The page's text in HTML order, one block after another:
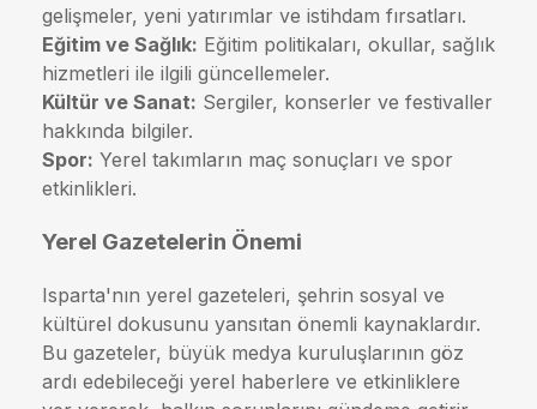
gelişmeler, yeni yatırımlar ve istihdam fırsatları.
Eğitim ve Sağlık: Eğitim politikaları, okullar, sağlık
hizmetleri ile ilgili güncellemeler.
Kültür ve Sanat: Sergiler, konserler ve festivaller
hakkında bilgiler.
Spor: Yerel takımların maç sonuçları ve spor
etkinlikleri.
Yerel Gazetelerin Önemi
Isparta'nın yerel gazeteleri, şehrin sosyal ve
kültürel dokusunu yansıtan önemli kaynaklardır.
Bu gazeteler, büyük medya kuruluşlarının göz
ardı edebileceği yerel haberlere ve etkinliklere